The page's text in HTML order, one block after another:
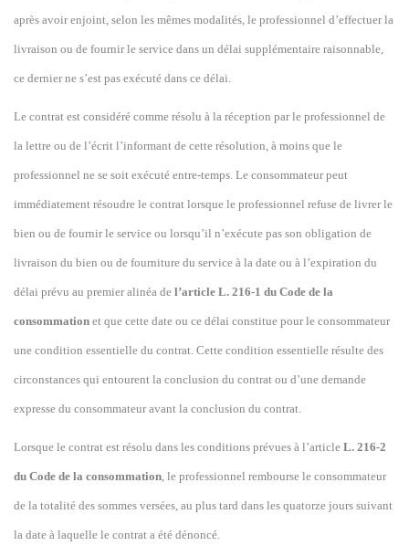
après avoir enjoint, selon les mêmes modalités, le professionnel d’effectuer la
livraison ou de fournir le service dans un délai supplémentaire raisonnable,
ce dernier ne s’est pas exécuté dans ce délai.
Le contrat est considéré comme résolu à la réception par le professionnel de
la lettre ou de l’écrit l’informant de cette résolution, à moins que le
professionnel ne se soit exécuté entre-temps. Le consommateur peut
immédiatement résoudre le contrat lorsque le professionnel refuse de livrer le
bien ou de fournir le service ou lorsqu’il n’exécute pas son obligation de
livraison du bien ou de fourniture du service à la date ou à l’expiration du
délai prévu au premier alinéa de l’article L. 216-1 du Code de la
consommation et que cette date ou ce délai constitue pour le consommateur
une condition essentielle du contrat. Cette condition essentielle résulte des
circonstances qui entourent la conclusion du contrat ou d’une demande
expresse du consommateur avant la conclusion du contrat.
Lorsque le contrat est résolu dans les conditions prévues à l’article L. 216-2
du Code de la consommation, le professionnel rembourse le consommateur
de la totalité des sommes versées, au plus tard dans les quatorze jours suivant
la date à laquelle le contrat a été dénoncé.